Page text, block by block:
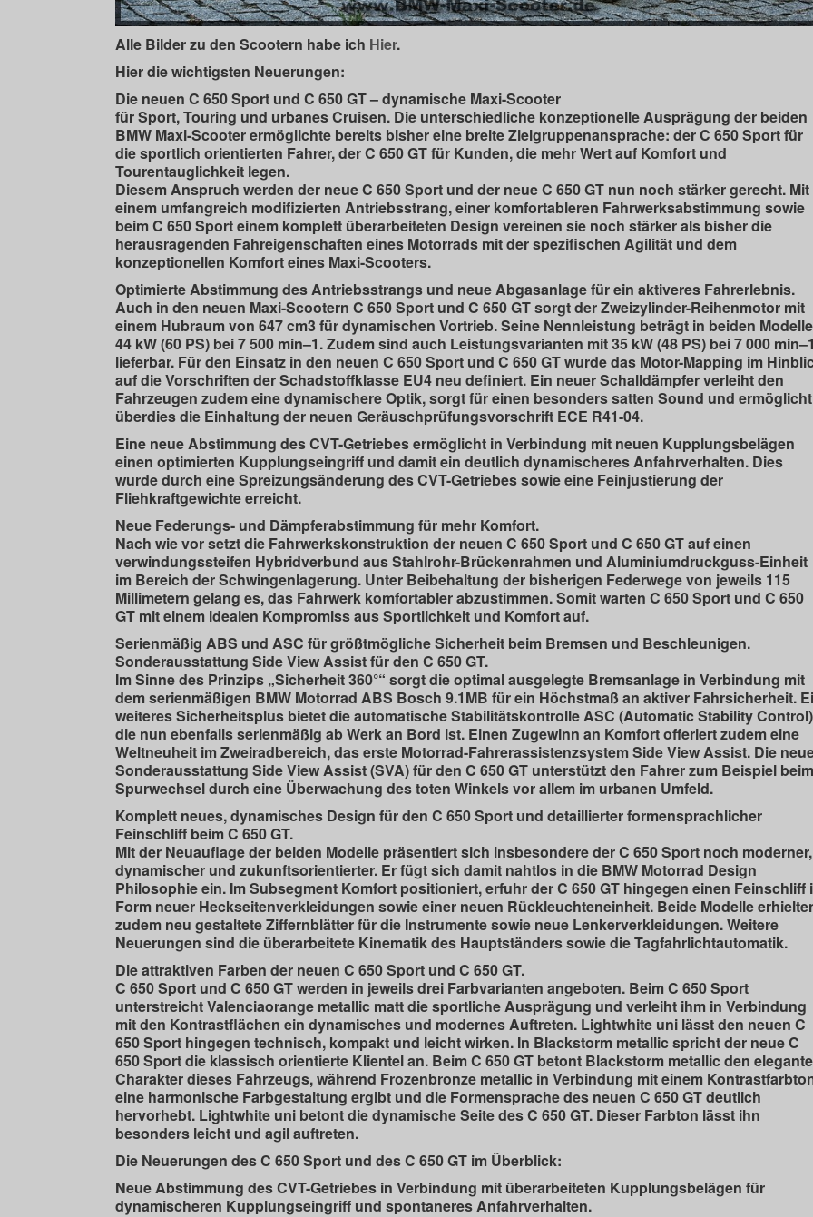
Alle Bilder zu den Scootern habe ich Hier.
Hier die wichtigsten Neuerungen:
Die neuen C 650 Sport und C 650 GT – dynamische Maxi-Scooter
für Sport, Touring und urbanes Cruisen. Die unterschiedliche konzeptionelle Ausprägung der beiden
BMW Maxi-Scooter ermöglichte bereits bisher eine breite Zielgruppenansprache: der C 650 Sport für
die sportlich orientierten Fahrer, der C 650 GT für Kunden, die mehr Wert auf Komfort und
Tourentauglichkeit legen.
Diesem Anspruch werden der neue C 650 Sport und der neue C 650 GT nun noch stärker gerecht. Mit
einem umfangreich modifizierten Antriebsstrang, einer komfortableren Fahrwerksabstimmung sowie
beim C 650 Sport einem komplett überarbeiteten Design vereinen sie noch stärker als bisher die
herausragenden Fahreigenschaften eines Motorrads mit der spezifischen Agilität und dem
konzeptionellen Komfort eines Maxi-Scooters.
Optimierte Abstimmung des Antriebsstrangs und neue Abgasanlage für ein aktiveres Fahrerlebnis.
Auch in den neuen Maxi-Scootern C 650 Sport und C 650 GT sorgt der Zweizylinder-Reihenmotor mit
einem Hubraum von 647 cm3 für dynamischen Vortrieb. Seine Nennleistung beträgt in beiden
44 kW (60 PS) bei 7 500 min–1. Zudem sind auch Leistungsvarianten mit 35 kW (48 PS) bei 7 000 min–1
lieferbar. Für den Einsatz in den neuen C 650 Sport und C 650 GT wurde das Motor-Mapping im
auf die Vorschriften der Schadstoffklasse EU4 neu definiert. Ein neuer Schalldämpfer verleiht den
Fahrzeugen zudem eine dynamischere Optik, sorgt für einen besonders satten Sound und ermöglicht
überdies die Einhaltung der neuen Geräuschprüfungsvorschrift ECE R41-04.
Eine neue Abstimmung des CVT-Getriebes ermöglicht in Verbindung mit neuen Kupplungsbelägen
einen optimierten Kupplungseingriff und damit ein deutlich dynamischeres Anfahrverhalten. Dies
wurde durch eine Spreizungsänderung des CVT-Getriebes sowie eine Feinjustierung der
Fliehkraftgewichte erreicht.
Neue Federungs- und Dämpferabstimmung für mehr Komfort.
Nach wie vor setzt die Fahrwerkskonstruktion der neuen C 650 Sport und C 650 GT auf einen
verwindungssteifen Hybridverbund aus Stahlrohr-Brückenrahmen und Aluminiumdruckguss-Einheit
im Bereich der Schwingenlagerung. Unter Beibehaltung der bisherigen Federwege von jeweils 115
Millimetern gelang es, das Fahrwerk komfortabler abzustimmen. Somit warten C 650 Sport und C 650
GT mit einem idealen Kompromiss aus Sportlichkeit und Komfort auf.
Serienmäßig ABS und ASC für größtmögliche Sicherheit beim Bremsen und Beschleunigen.
Sonderausstattung Side View Assist für den C 650 GT.
Im Sinne des Prinzips „Sicherheit 360°“ sorgt die optimal ausgelegte Bremsanlage in Verbindung mit
dem serienmäßigen BMW Motorrad ABS Bosch 9.1MB für ein Höchstmaß an aktiver Fahrsicherheit.
weiteres Sicherheitsplus bietet die automatische Stabilitätskontrolle ASC (Automatic Stability
die nun ebenfalls serienmäßig ab Werk an Bord ist. Einen Zugewinn an Komfort offeriert zudem eine
Weltneuheit im Zweiradbereich, das erste Motorrad-Fahrerassistenzsystem Side View Assist. Die
Sonderausstattung Side View Assist (SVA) für den C 650 GT unterstützt den Fahrer zum Beispiel beim
Spurwechsel durch eine Überwachung des toten Winkels vor allem im urbanen Umfeld.
Komplett neues, dynamisches Design für den C 650 Sport und detaillierter formensprachlicher
Feinschliff beim C 650 GT.
Mit der Neuauflage der beiden Modelle präsentiert sich insbesondere der C 650 Sport noch moderner,
dynamischer und zukunftsorientierter. Er fügt sich damit nahtlos in die BMW Motorrad Design
Philosophie ein. Im Subsegment Komfort positioniert, erfuhr der C 650 GT hingegen einen Feinschliff
Form neuer Heckseitenverkleidungen sowie einer neuen Rückleuchteneinheit. Beide Modelle
zudem neu gestaltete Ziffernblätter für die Instrumente sowie neue Lenkerverkleidungen. Weitere
Neuerungen sind die überarbeitete Kinematik des Hauptständers sowie die Tagfahrlichtautomatik.
Die attraktiven Farben der neuen C 650 Sport und C 650 GT.
C 650 Sport und C 650 GT werden in jeweils drei Farbvarianten angeboten. Beim C 650 Sport
unterstreicht Valenciaorange metallic matt die sportliche Ausprägung und verleiht ihm in Verbindung
mit den Kontrastflächen ein dynamisches und modernes Auftreten. Lightwhite uni lässt den neuen C
650 Sport hingegen technisch, kompakt und leicht wirken. In Blackstorm metallic spricht der neue C
650 Sport die klassisch orientierte Klientel an. Beim C 650 GT betont Blackstorm metallic den
Charakter dieses Fahrzeugs, während Frozenbronze metallic in Verbindung mit einem
eine harmonische Farbgestaltung ergibt und die Formensprache des neuen C 650 GT deutlich
hervorhebt. Lightwhite uni betont die dynamische Seite des C 650 GT. Dieser Farbton lässt ihn
besonders leicht und agil auftreten.
Die Neuerungen des C 650 Sport und des C 650 GT im Überblick:
Neue Abstimmung des CVT-Getriebes in Verbindung mit überarbeiteten Kupplungsbelägen für
dynamischeren Kupplungseingriff und spontaneres Anfahrverhalten.